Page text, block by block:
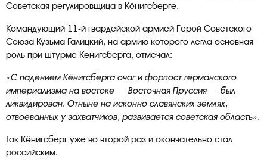
Советская регулировщица в Кёнигсберге.
Командующий 11-й гвардейской армией Герой Советского
Союза Кузьма Галицкий, на армию которого легла основная
роль при штурме Кёнигсберга, отмечал:
«С падением Кёнигсберга очаг и форпост германского
империализма на востоке — Восточная Пруссия — был
ликвидирован. Отныне на исконно славянских землях,
отвоеванных у захватчиков, развивается советская область».
Так Кёнигсберг уже во второй раз и окончательно стал
российским.